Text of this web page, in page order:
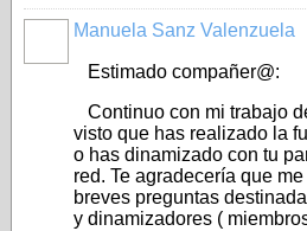
Manuela Sanz Valenzuela
Estimado compañer@:
Continuo con mi trabajo
visto que has realizado la
o has dinamizado con tu
red. Te agradecería que
breves preguntas
y dinamizadores (